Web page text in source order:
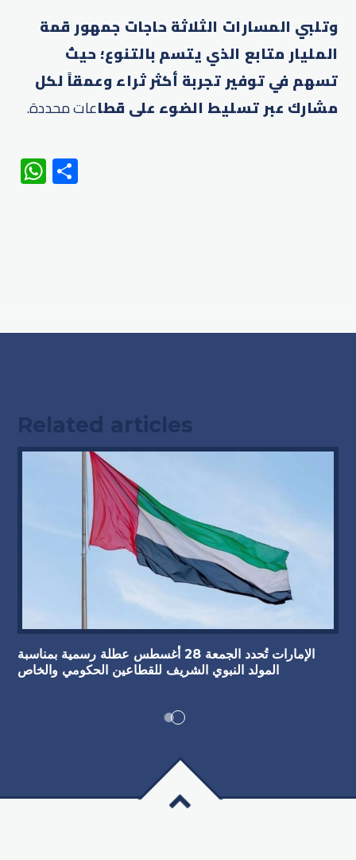
وتلبي المسارات الثلاثة حاجات جمهور قمة
المليار متابع الذي يتسم بالتنوع؛ حيث
تسهم في توفير تجربة أكثر ثراء وعمقاً لكل
مشارك عبر تسليط الضوء على قطاعات محددة.
WhatsApp
Related articles
الإمارات تُحدد الجمعة 28 أغسطس عطلة رسمية بمناسبة
المولد النبوي الشريف للقطاعين الحكومي والخاص